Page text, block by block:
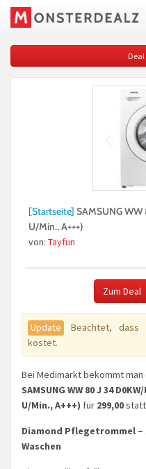
[Startseite] SAMSUNG
U/Min., A+++)
von: Tayfun
Zum Deal
Update
Beachtet, dass
kostet.
Bei Medimarkt bekommt
SAMSUNG WW 80 J 34
U/Min., A+++) für 299,00statt
Diamond Pflegetrommel –
Waschen